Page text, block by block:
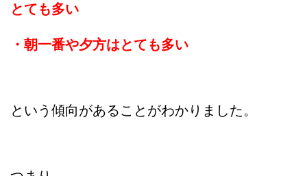
とても多い
・朝一番や夕方はとても多い
という傾向があることがわかりました。